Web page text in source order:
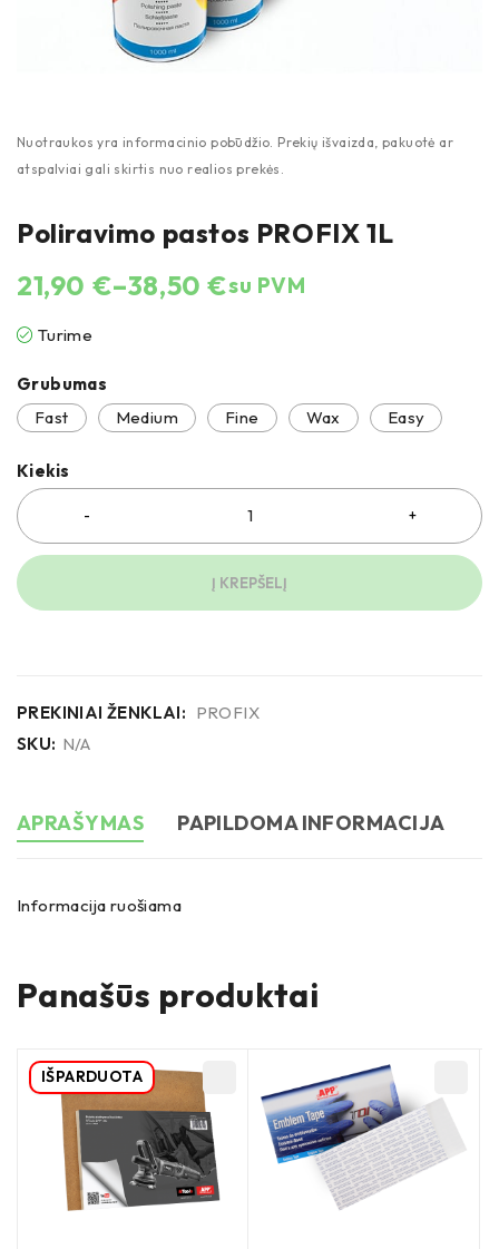
Poliravimo pastos PROFIX 1L
21,90 €–38,50€su PVM
Turime
Grubumas
Fast
Medium Fine Wax Easy
Kiekis
Į KREPŠELĮ
PREKINIAI ŽENKLAI: PROFIX
SKU: N/A
APRAŠYMAS PAPILDOMA INFORMACIJA
Informacija ruošiama
Panašūs produktai
IŠPARDUOTA